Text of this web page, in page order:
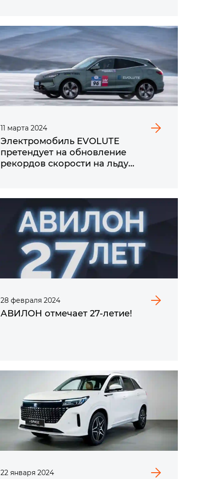
11 марта 2024
Электромобиль EVOLUTE
претендует на обновление
рекордов скорости на льду
28 февраля 2024
АВИЛОН отмечает 27-летие!
22 января 2024